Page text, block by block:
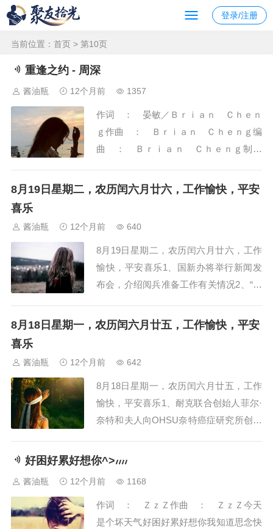
登录/注册
当前位置： 首页 > 第10页
重逢之约 - 周深
酱油瓶 12个月前 1357
作词 ： 晏敏／Ｂｒｉａｎ Ｃｈｅｎ
ｇ作曲 ： Ｂｒｉａｎ Ｃｈｅｎｇ编
曲 ： Ｂｒｉａｎ Ｃｈｅｎｇ制作
透过那双眼我看见凄凛的岁月不屈的无邪
重写问永远多远万千昼夜我读着不朽誓言
守着重逢之约又...
8月19日星期二，农历闰六月廿六，工作愉快，平安
喜乐
酱油瓶 12个月前 640
8月19日星期二，农历闰六月廿六，工作
愉快，平安喜乐1、国新办将举行新闻发
布会，介绍阅兵准备工作有关情况2、“淘
人曾是阿里研究员3、新疆维吾尔自治区
本科学历5、麦当劳经典奶昔限时回归，
门店...
8月18日星期一，农历闰六月廿五，工作愉快，平安
喜乐
酱油瓶 12个月前 642
8月18日星期一，农历闰六月廿五，工作
愉快，平安喜乐1、耐克联合创始人菲尔·
奈特和夫人向OHSU奈特癌症研究所创纪
组副书记、副主任高兴夫接受审查调查
放给参保人；泽连斯基抵达华盛顿4、浙
江省人大常委会副主任高兴夫被查，曾由
省属...
好困好累好想你^>៸៸៸៸
酱油瓶 12个月前 1168
作词 ： ＺｚＺ作曲 ： ＺｚＺ今天
是个坏天气好困好累好想你我知道思念快